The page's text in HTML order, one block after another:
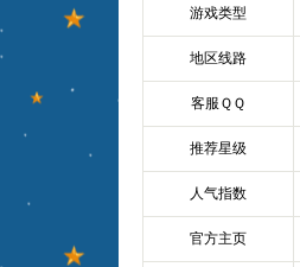
游戏类型
地区线路
客服ＱＱ
推荐星级
人气指数
官方主页